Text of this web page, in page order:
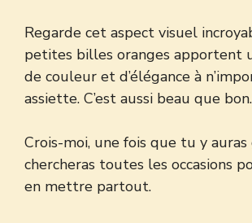
Regarde cet aspect visuel
petites billes oranges apportent
de couleur et d’élégance à
assiette. C’est aussi beau que bon.
Crois-moi, une fois que tu y
chercheras toutes les occasions
en mettre partout.